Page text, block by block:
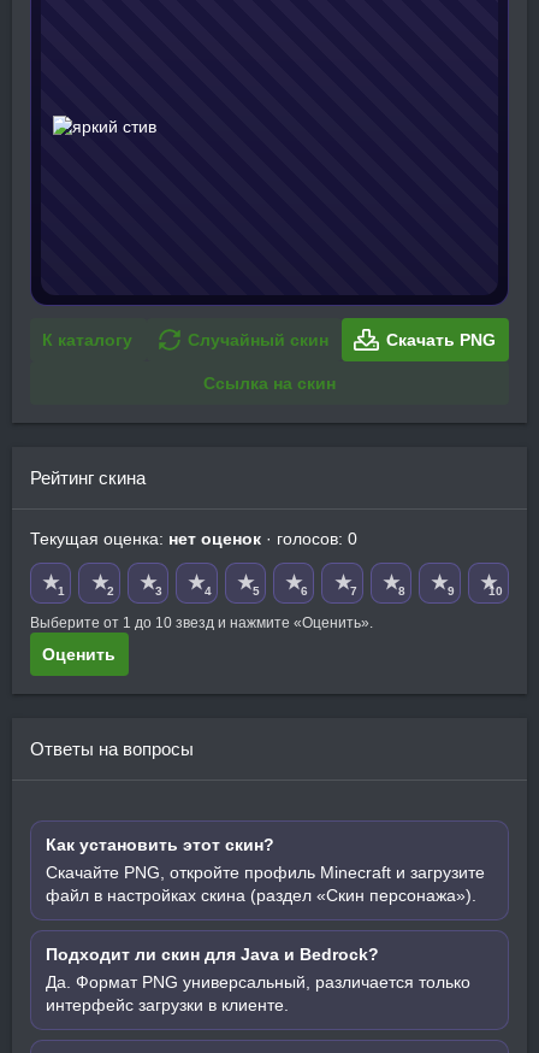
К каталогу Случайный скин Скачать PNG
Ссылка на скин
Рейтинг скина
Текущая оценка: нет оценок · голосов: 0
★1 ★2 ★3 ★4 ★5 ★6 ★7 ★8 ★9 ★10
Выберите от 1 до 10 звезд и нажмите «Оценить».
Оценить
Ответы на вопросы
Как установить этот скин?
Скачайте PNG, откройте профиль Minecraft и загрузите
файл в настройках скина (раздел «Скин персонажа»).
Подходит ли скин для Java и Bedrock?
Да. Формат PNG универсальный, различается только
интерфейс загрузки в клиенте.